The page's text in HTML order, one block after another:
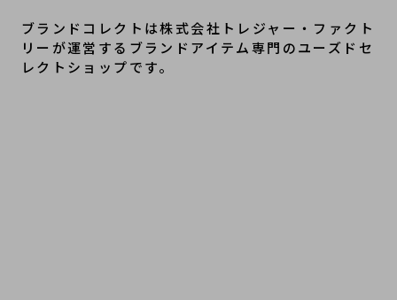
ブランドコレクトは株式会社トレジャー・ファクト
リーが運営するブランドアイテム専門のユーズドセ
レクトショップです。